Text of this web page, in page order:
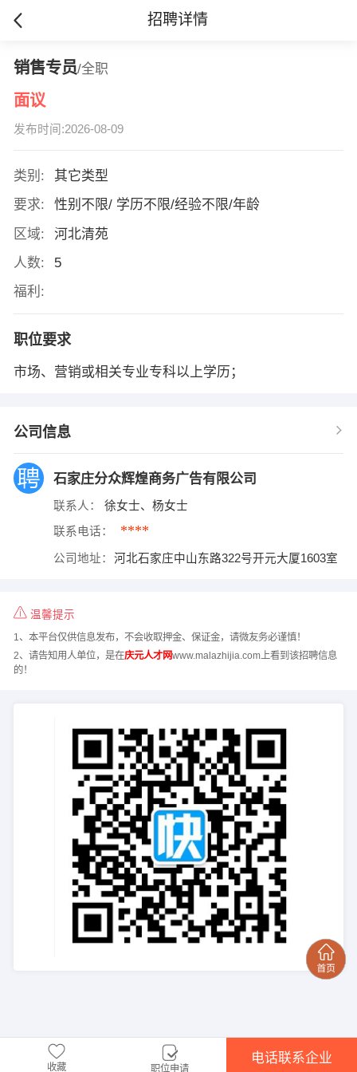
招聘详情
销售专员/全职
面议
发布时间:2026-08-09
类别:
其它类型
要求:
性别不限/ 学历不限/经验不限/年龄
区域:
河北清苑
人数:
5
福利:
职位要求
市场、营销或相关专业专科以上学历；
公司信息
石家庄分众辉煌商务广告有限公司
联系人： 徐女士、杨女士
联系电话： ****
公司地址： 河北石家庄中山东路322号开元大厦1603室
温馨提示
1、本平台仅供信息发布，不会收取押金、保证金，请微友务必谨慎！
2、请告知用人单位，是在庆元人才网www.malazhijia.com上看到该招聘信息
的！
收藏 职位申请
电话联系企业